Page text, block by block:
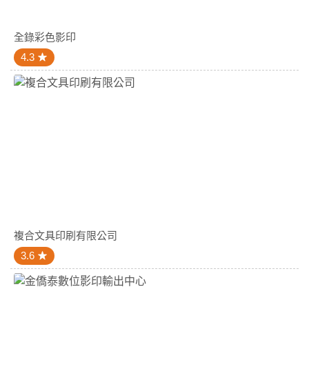
全錄彩色影印
4.3
複合文具印刷有限公司
3.6